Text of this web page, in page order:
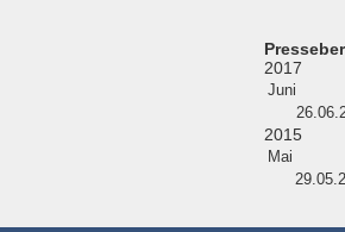
2017
Juni
2015
Mai